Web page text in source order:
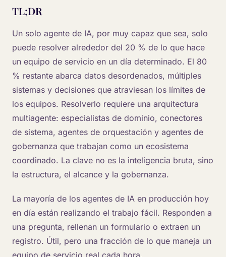
TL;DR
Un solo agente de IA, por muy capaz que sea, solo
puede resolver alrededor del 20 % de lo que hace
un equipo de servicio en un día determinado. El 80
% restante abarca datos desordenados, múltiples
sistemas y decisiones que atraviesan los límites de
los equipos. Resolverlo requiere una arquitectura
multiagente: especialistas de dominio, conectores
de sistema, agentes de orquestación y agentes de
gobernanza que trabajan como un ecosistema
coordinado. La clave no es la inteligencia bruta, sino
la estructura, el alcance y la gobernanza.
La mayoría de los agentes de IA en producción hoy
en día están realizando el trabajo fácil. Responden a
una pregunta, rellenan un formulario o extraen un
registro. Útil, pero una fracción de lo que maneja un
equipo de servicio real cada hora.